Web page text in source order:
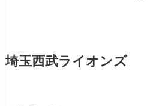
埼玉西武ライオンズ